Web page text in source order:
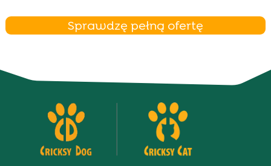
Sprawdzę pełną ofertę